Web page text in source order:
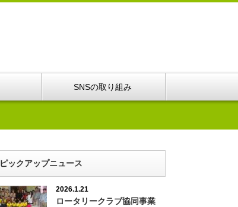
SNSの取り組み
ピックアップニュース
2026.1.21
ロータリークラブ協同事業